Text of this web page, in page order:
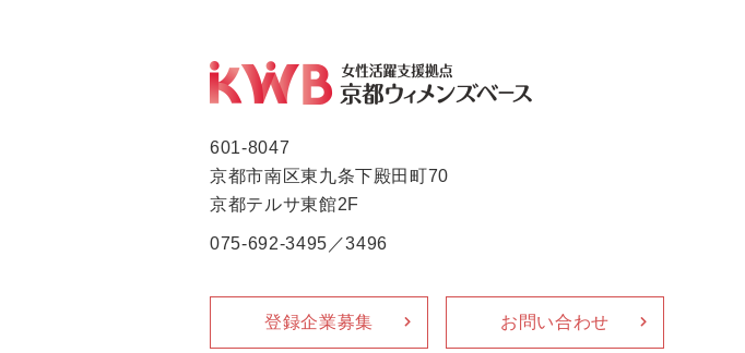
601-8047
京都市南区東九条下殿田町70
京都テルサ東館2F
075-692-3495／3496
登録企業募集 お問い合わせ